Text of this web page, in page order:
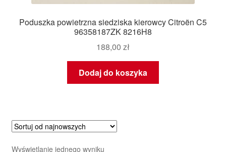
Poduszka powietrzna siedziska kierowcy Citroën C5
96358187ZK 8216H8
188,00 zł
Dodaj do koszyka
Wyświetlanie jednego wyniku